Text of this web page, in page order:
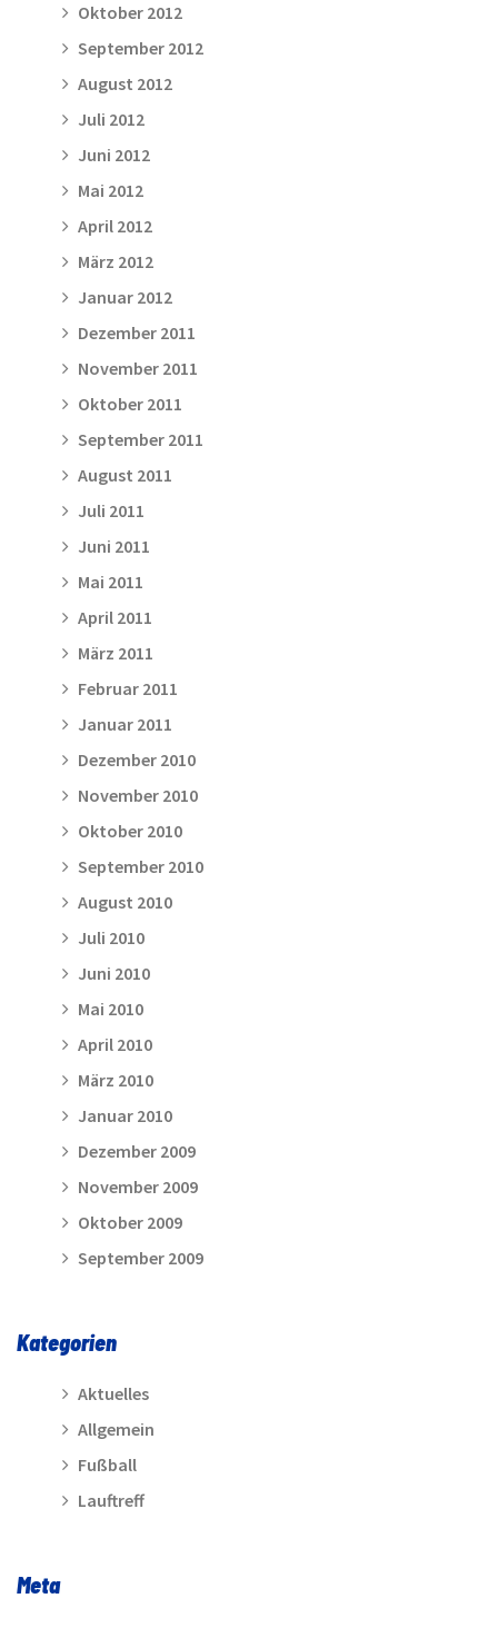
Oktober 2012
September 2012
August 2012
Juli 2012
Juni 2012
Mai 2012
April 2012
März 2012
Januar 2012
Dezember 2011
November 2011
Oktober 2011
September 2011
August 2011
Juli 2011
Juni 2011
Mai 2011
April 2011
März 2011
Februar 2011
Januar 2011
Dezember 2010
November 2010
Oktober 2010
September 2010
August 2010
Juli 2010
Juni 2010
Mai 2010
April 2010
März 2010
Januar 2010
Dezember 2009
November 2009
Oktober 2009
September 2009
Kategorien
Aktuelles
Allgemein
Fußball
Lauftreff
Meta